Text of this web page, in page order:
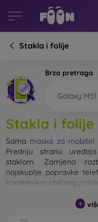
Stakla i folije
Brza pretraga
Galaxy M51
Stakla i folije
Sama maska za mobitel
Prednju stranu
staklom. Zamjena
najskuplje popravke
korištenjem običnog
Nerazbijivo staklo za